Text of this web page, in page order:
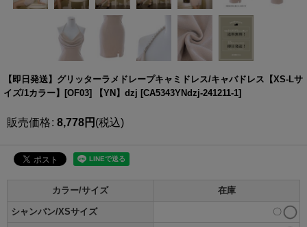
【即日発送】グリッターラメドレープキャミドレス/キャバドレス【XS-Lサ
イズ/1カラー】[OF03] 【YN】dzj [CA5343YNdzj-241211-1]
販売価格: 8,778円 (税込)
カラー/サイズ 在庫
シャンパン/XSサイズ 〇